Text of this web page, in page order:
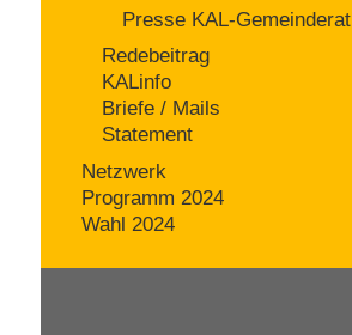
Presse KAL-Gemeinderat
Redebeitrag
KALinfo
Briefe / Mails
Statement
Netzwerk
Programm 2024
Wahl 2024